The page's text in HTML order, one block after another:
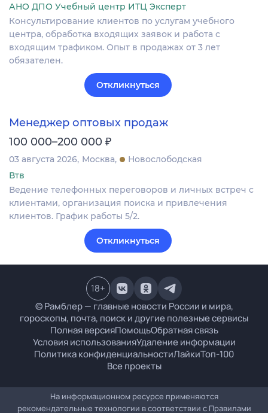
АНО ДПО Учебный центр ИТЦ Эксперт
Консультирование клиентов по услугам учебного
центра, обработка входящих заявок и работа с
входящим трафиком. Опыт в продажах от 3 лет
обязателен.
Откликнуться
Менеджер оптовых продаж
100 000–200 000 ₽
03 августа 2026 Москва
Новослободская
Втв
Ведение телефонных переговоров и личных встреч с
клиентами, организация поиска и привлечения
клиентов. График работы 5/2.
Откликнуться
© Рамблер — главные новости России и мира,
гороскопы, почта, поиск и другие полезные сервисы
Полная версияПомощьОбратная связь
Условия использованияУдаление информации
Политика конфиденциальностиЛайкиТоп-100
Все проекты
18+
На информационном ресурсе применяются
рекомендательные технологии в соответствии с Правилами